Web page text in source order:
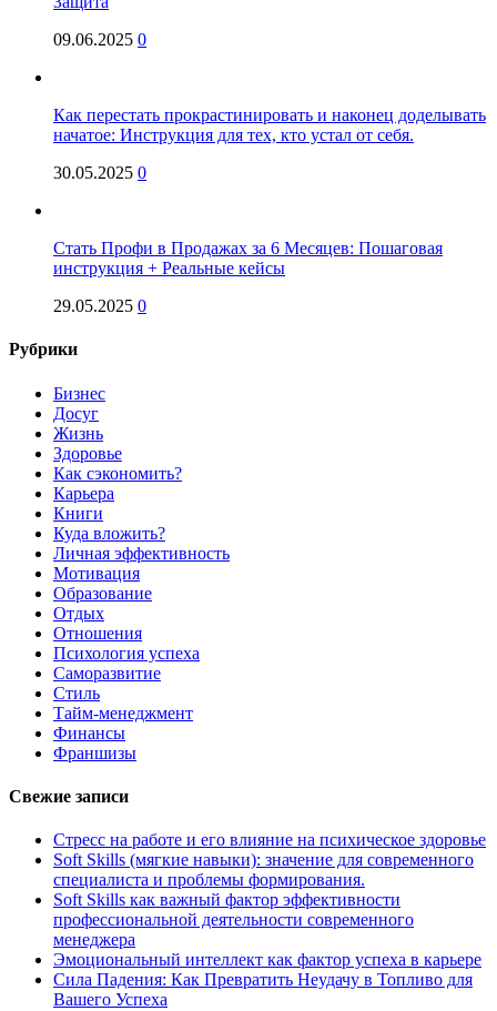
09.06.2025 0
Как перестать прокрастинировать и наконец доделывать
начатое: Инструкция для тех, кто устал от себя.
30.05.2025 0
Стать Профи в Продажах за 6 Месяцев: Пошаговая
инструкция + Реальные кейсы
29.05.2025 0
Рубрики
Бизнес
Досуг
Жизнь
Здоровье
Как сэкономить?
Карьера
Книги
Куда вложить?
Личная эффективность
Мотивация
Образование
Отдых
Отношения
Психология успеха
Саморазвитие
Стиль
Тайм-менеджмент
Финансы
Франшизы
Свежие записи
Стресс на работе и его влияние на психическое здоровье
Soft Skills (мягкие навыки): значение для современного
специалиста и проблемы формирования.
Soft Skills как важный фактор эффективности
профессиональной деятельности современного
менеджера
Эмоциональный интеллект как фактор успеха в карьере
Сила Падения: Как Превратить Неудачу в Топливо для
Вашего Успеха